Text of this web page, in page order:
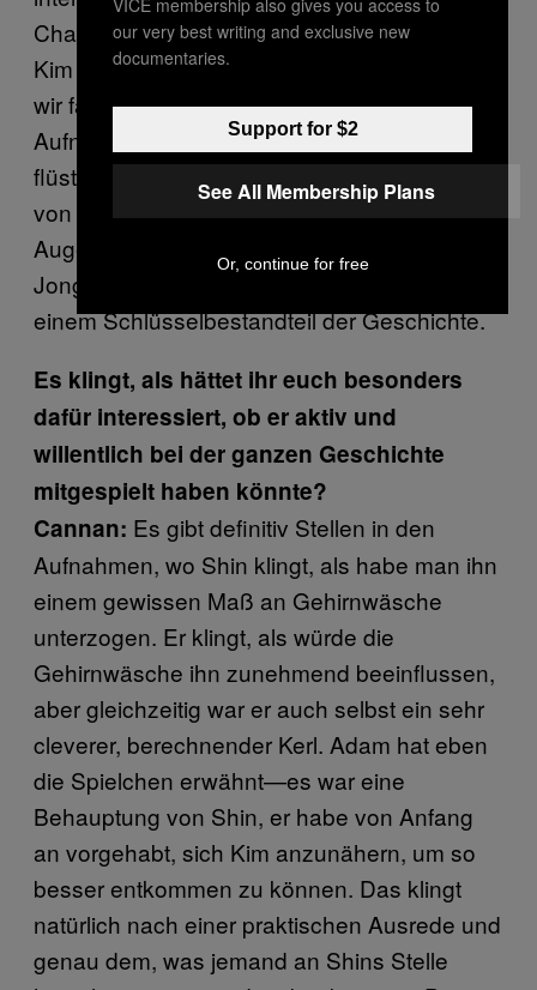
Charakter und den Spielchen, die Shin und
Kim spielten. Doch was noch wichtiger war,
wir fanden gleichzeitig eine geheime
Aufnahme von Shin, der auf Japanisch
flüstert. Er erzählt darin die ganze Geschichte
von Anfang bis Ende, darunter der
Augenblick, in dem er abwägt, ob er Kim
Jong-il verraten soll. Dieser Moment wurde zu
einem Schlüsselbestandteil der Geschichte.
Es klingt, als hättet ihr euch besonders
dafür interessiert, ob er aktiv und
willentlich bei der ganzen Geschichte
mitgespielt haben könnte?
Cannan: Es gibt definitiv Stellen in den
Aufnahmen, wo Shin klingt, als habe man ihn
einem gewissen Maß an Gehirnwäsche
unterzogen. Er klingt, als würde die
Gehirnwäsche ihn zunehmend beeinflussen,
aber gleichzeitig war er auch selbst ein sehr
cleverer, berechnender Kerl. Adam hat eben
die Spielchen erwähnt—es war eine
Behauptung von Shin, er habe von Anfang
an vorgehabt, sich Kim anzunähern, um so
besser entkommen zu können. Das klingt
natürlich nach einer praktischen Ausrede und
genau dem, was jemand an Shins Stelle
our very best writing and exclusive new
documentaries.
Support for $2
See All Membership Plans
Or, continue for free